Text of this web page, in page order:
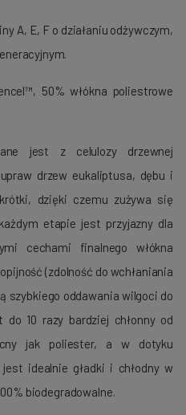
A, E, F o działaniu odżywczym,
50% włókna poliestrowe
jest z celulozy drzewnej
drzew eukaliptusa, dębu i
dzięki czemu zużywa się
etapie jest przyjazny dla
cechami finalnego włókna
(zdolność do wchłaniania
szybkiego oddawania wilgoci do
10 razy bardziej chłonny od
jak poliester, a w dotyku
idealnie gładki i chłodny w
biodegradowalne.